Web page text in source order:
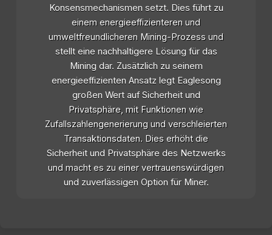
Konsensmechanismen setzt. Dies führt zu
einem energieeffizienteren und
umweltfreundlicheren Mining-Prozess und
stellt eine nachhaltigere Lösung für das
Mining dar. Zusätzlich zu seinem
energieeffizienten Ansatz legt Eaglesong
großen Wert auf Sicherheit und
Privatsphäre, mit Funktionen wie
Zufallszahlengenerierung und verschleierten
Transaktionsdaten. Dies erhöht die
Sicherheit und Privatsphäre des Netzwerks
und macht es zu einer vertrauenswürdigen
und zuverlässigen Option für Miner.